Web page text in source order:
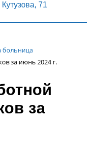
Кутузова, 71
за июнь 2024 г.
за